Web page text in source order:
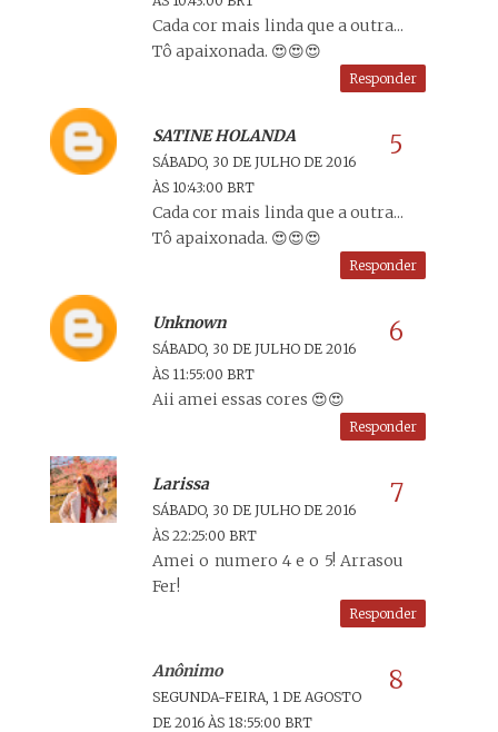
Cada cor mais linda que a outra...
Tô apaixonada. 😍😍😍
Responder
SATINE HOLANDA
SÁBADO, 30 DE JULHO DE 2016
ÀS 10:43:00 BRT
Cada cor mais linda que a outra...
Tô apaixonada. 😍😍😍
Responder
Unknown
SÁBADO, 30 DE JULHO DE 2016
ÀS 11:55:00 BRT
Aii amei essas cores 😍😍
Responder
Larissa
SÁBADO, 30 DE JULHO DE 2016
ÀS 22:25:00 BRT
Amei o numero 4 e o 5! Arrasou
Fer!
Responder
Anônimo
SEGUNDA-FEIRA, 1 DE AGOSTO
DE 2016 ÀS 18:55:00 BRT